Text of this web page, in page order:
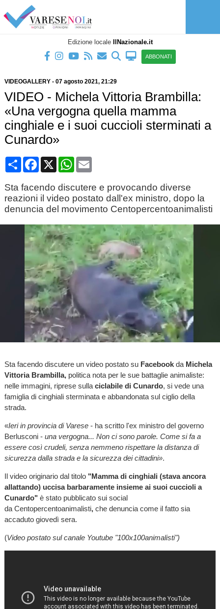
Edizione locale IlNazionale.it
ABBONATI
VIDEOGALLERY- 07 agosto 2021, 21:29
VIDEO - Michela Vittoria Brambilla:
«Una vergogna quella mamma
cinghiale e i suoi cuccioli sterminati a
Cunardo»
CondividiFacebook
X WhatsApp
Email
Sta facendo discutere e provocando diverse
reazioni il video postato dall'ex ministro, dopo la
denuncia del movimento Centopercentoanimalisti
Sta facendo discutere un video postato su Facebook da Michela
Vittoria Brambilla,politica nota per le sue battaglie animaliste:
nelle immagini, riprese sulla ciclabile di Cunardo, si vede una
famiglia di cinghiali sterminata e abbandonata sul ciglio della
strada.
«Ieri in provincia di Varese- ha scritto l'ex ministro del governo
Berlusconi - una vergogna... Non ci sono parole. Come si fa a
essere così crudeli, senza nemmeno rispettare la distanza di
sicurezza dalla strada e la sicurezza dei cittadini».
Il video originario dal titolo"Mamma di cinghiali (stava ancora
allattando) uccisa barbaramente insieme ai suoi cuccioli a
Cunardo" è stato pubblicato sui social
da Centopercentoanimalisti,che denuncia come il fatto sia
accaduto giovedì sera.
(Video postato sul canale Youtube "100x100animalisti")